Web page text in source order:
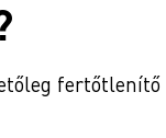
fertőtlenítő